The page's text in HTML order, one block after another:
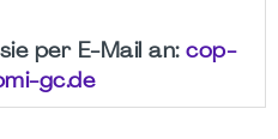
per E-Mail an:cop-
gc.de